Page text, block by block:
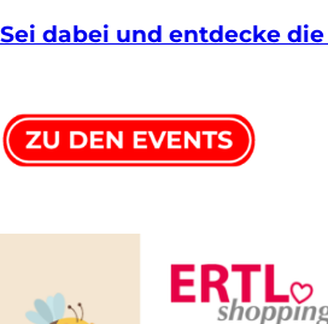
Sei dabei und entdecke